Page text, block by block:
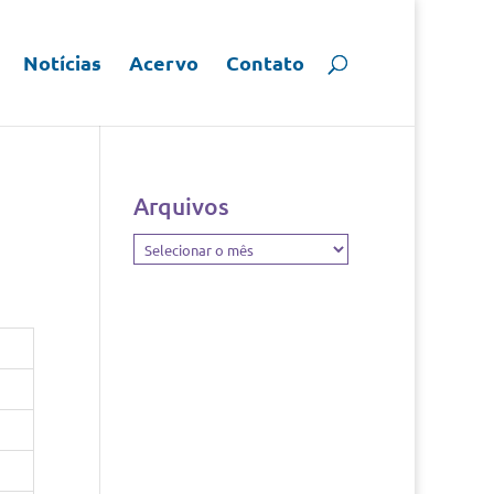
Notícias Acervo Contato
Arquivos
Arquivos